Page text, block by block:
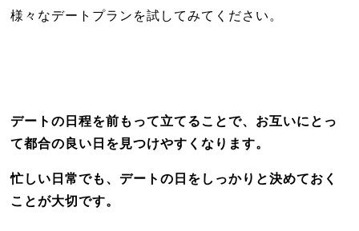
様々なデートプランを試してみてください。
デートの日程を前もって立てることで、お互いにとっ
て都合の良い日を見つけやすくなります。
忙しい日常でも、デートの日をしっかりと決めておく
ことが大切です。